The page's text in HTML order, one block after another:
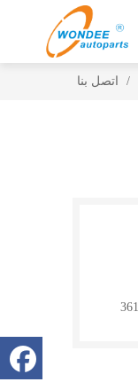
/ اتصل بنا